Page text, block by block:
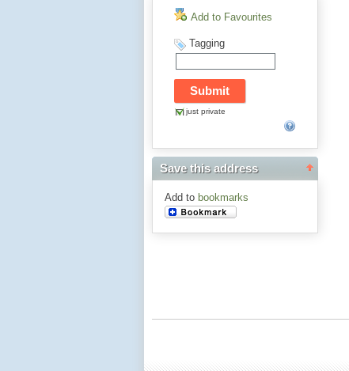
Add to Favourites
Tagging
just private
Save this address
Add to bookmarks